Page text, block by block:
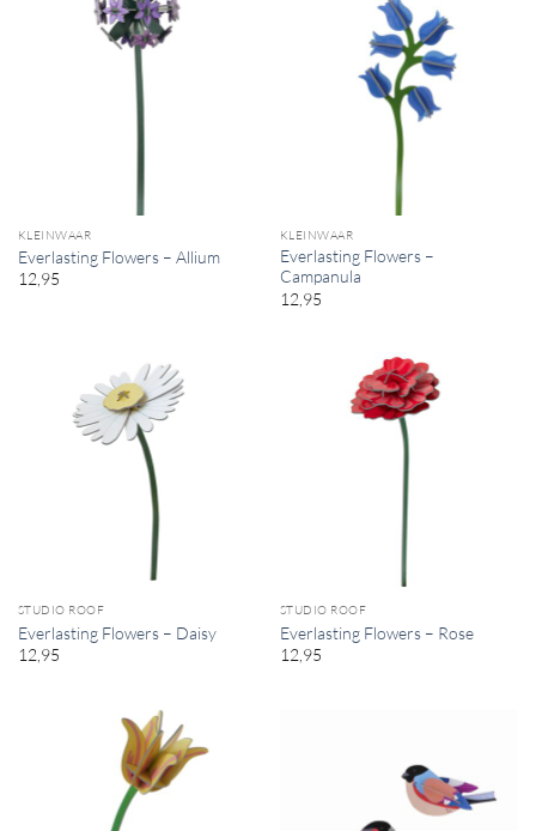
KLEINWAAR
Everlasting Flowers – Allium
12,95
KLEINWAAR
Everlasting Flowers –
Campanula
12,95
STUDIO ROOF
Everlasting Flowers – Daisy
12,95
STUDIO ROOF
Everlasting Flowers – Rose
12,95